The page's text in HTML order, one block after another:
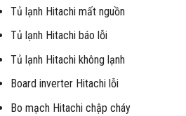
Tủ lạnh Hitachi mất nguồn
Tủ lạnh Hitachi báo lỗi
Tủ lạnh Hitachi không lạnh
Board inverter Hitachi lỗi
Bo mạch Hitachi chập cháy